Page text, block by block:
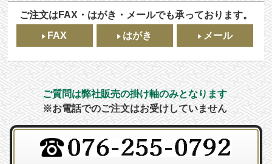
ご注文はFAX・はがき・メールでも承っております。
FAX
はがき メール
ご質問は弊社販売の掛け軸のみとなります
※お電話でのご注文はお受けしていません